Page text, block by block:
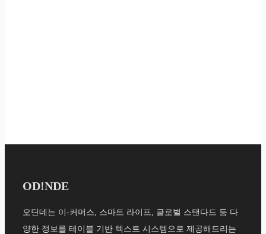
OD!NDE
오딘데는 이-커머스, 스마트 라이프, 글로벌 스탠다드 등 다
양한 정보를 테이블 기반 텍스트 시스템으로 제공해드리는